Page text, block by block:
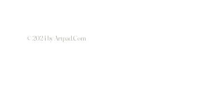
© 2024 by Artpad.Com